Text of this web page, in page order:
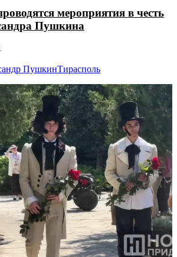
мероприятия в честь
Пушкина
ПушкинТирасполь